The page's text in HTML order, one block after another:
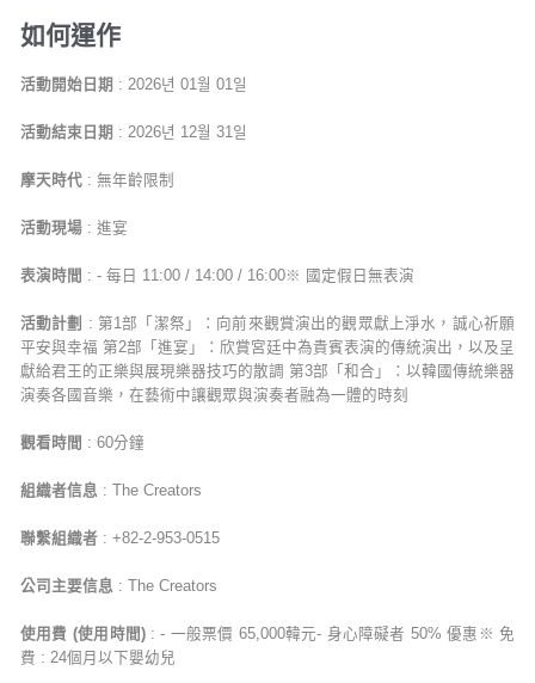
如何運作
活動開始日期 : 2026년 01월 01일
活動結束日期 : 2026년 12월 31일
摩天時代 : 無年齡限制
活動現場 : 進宴
表演時間 : - 每日 11:00 / 14:00 / 16:00※ 國定假日無表演
活動計劃
: 第1部「潔祭」：向前來觀賞演出的觀眾獻上淨水，誠心祈願
平安與幸福 第2部「進宴」：欣賞宮廷中為貴賓表演的傳統演出，以及呈
獻給君王的正樂與展現樂器技巧的散調 第3部「和合」：以韓國傳統樂器
演奏各國音樂，在藝術中讓觀眾與演奏者融為一體的時刻
觀看時間 : 60分鐘
組織者信息 : The Creators
聯繫組織者 : +82-2-953-0515
公司主要信息 : The Creators
使用費 (使用時間): - 一般票價 65,000韓元- 身心障礙者 50% 優惠※ 免
費 : 24個月以下嬰幼兒